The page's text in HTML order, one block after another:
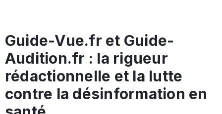
Guide-Vue.fr et Guide-
Audition.fr : la rigueur
rédactionnelle et la lutte
contre la désinformation en